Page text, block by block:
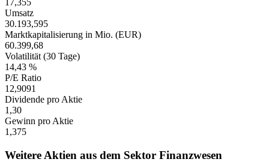
17,355
Umsatz
30.193,595
Marktkapitalisierung in Mio. (EUR)
60.399,68
Volatilität (30 Tage)
14,43 %
P/E Ratio
12,9091
Dividende pro Aktie
1,30
Gewinn pro Aktie
1,375
Weitere Aktien aus dem Sektor Finanzwesen